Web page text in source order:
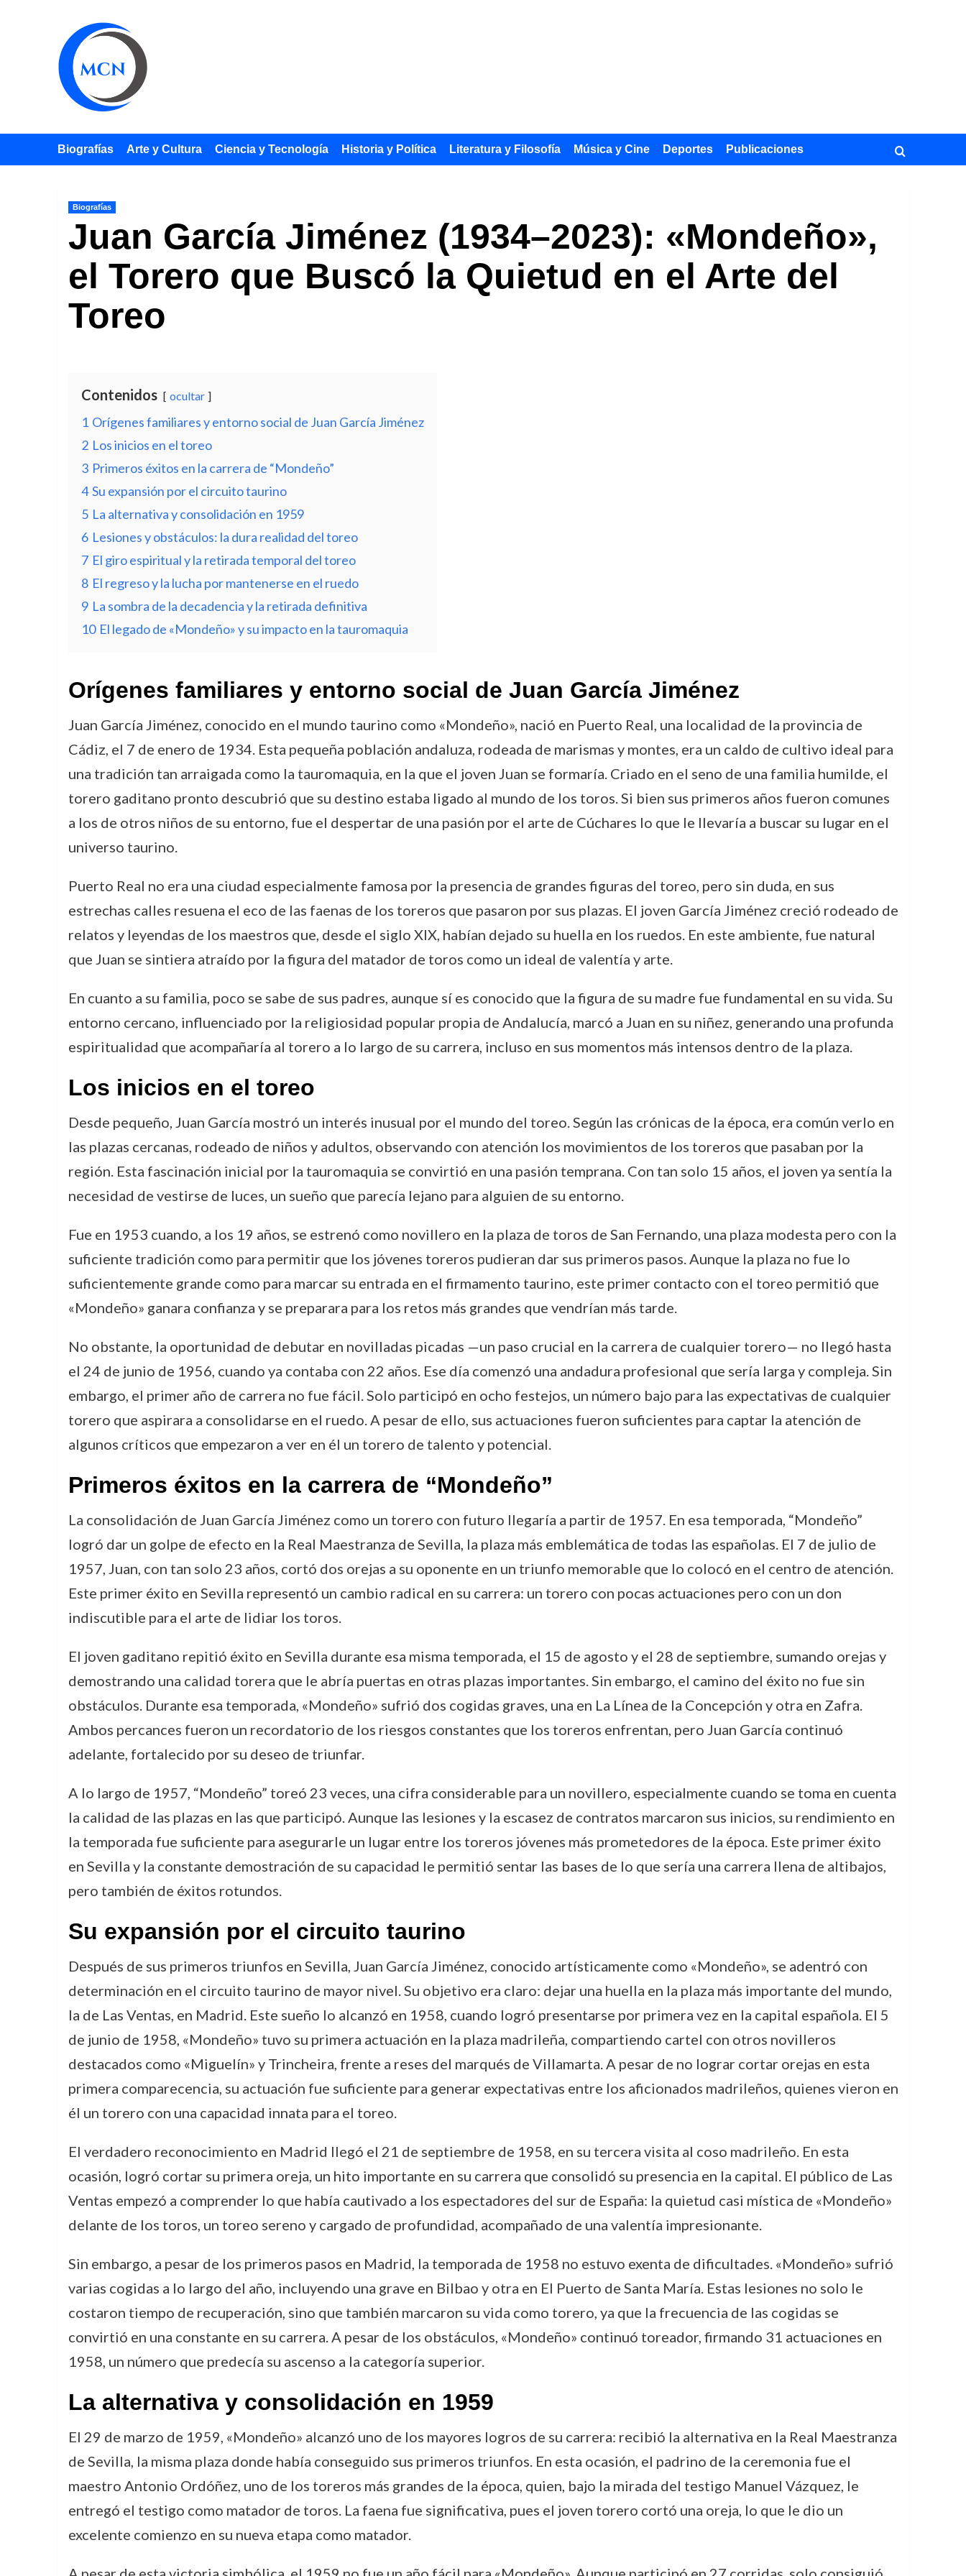
Biografías Arte y Cultura Ciencia y Tecnología Historia y Política Literatura y Filosofía Música y Cine Deportes Publicaciones
Biografías
Juan García Jiménez (1934–2023): «Mondeño»,
el Torero que Buscó la Quietud en el Arte del
Toreo
Contenidos ocultar
1 Orígenes familiares y entorno social de Juan García Jiménez
2 Los inicios en el toreo
3 Primeros éxitos en la carrera de “Mondeño”
4 Su expansión por el circuito taurino
5 La alternativa y consolidación en 1959
6 Lesiones y obstáculos: la dura realidad del toreo
7 El giro espiritual y la retirada temporal del toreo
8 El regreso y la lucha por mantenerse en el ruedo
9 La sombra de la decadencia y la retirada definitiva
10 El legado de «Mondeño» y su impacto en la tauromaquia
Orígenes familiares y entorno social de Juan García Jiménez
Juan García Jiménez, conocido en el mundo taurino como «Mondeño», nació en Puerto Real, una localidad de la provincia de
Cádiz, el 7 de enero de 1934. Esta pequeña población andaluza, rodeada de marismas y montes, era un caldo de cultivo ideal para
una tradición tan arraigada como la tauromaquia, en la que el joven Juan se formaría. Criado en el seno de una familia humilde, el
torero gaditano pronto descubrió que su destino estaba ligado al mundo de los toros. Si bien sus primeros años fueron comunes
a los de otros niños de su entorno, fue el despertar de una pasión por el arte de Cúchares lo que le llevaría a buscar su lugar en el
universo taurino.
Puerto Real no era una ciudad especialmente famosa por la presencia de grandes figuras del toreo, pero sin duda, en sus
estrechas calles resuena el eco de las faenas de los toreros que pasaron por sus plazas. El joven García Jiménez creció rodeado de
relatos y leyendas de los maestros que, desde el siglo XIX, habían dejado su huella en los ruedos. En este ambiente, fue natural
que Juan se sintiera atraído por la figura del matador de toros como un ideal de valentía y arte.
En cuanto a su familia, poco se sabe de sus padres, aunque sí es conocido que la figura de su madre fue fundamental en su vida. Su
entorno cercano, influenciado por la religiosidad popular propia de Andalucía, marcó a Juan en su niñez, generando una profunda
espiritualidad que acompañaría al torero a lo largo de su carrera, incluso en sus momentos más intensos dentro de la plaza.
Los inicios en el toreo
Desde pequeño, Juan García mostró un interés inusual por el mundo del toreo. Según las crónicas de la época, era común verlo en
las plazas cercanas, rodeado de niños y adultos, observando con atención los movimientos de los toreros que pasaban por la
región. Esta fascinación inicial por la tauromaquia se convirtió en una pasión temprana. Con tan solo 15 años, el joven ya sentía la
necesidad de vestirse de luces, un sueño que parecía lejano para alguien de su entorno.
Fue en 1953 cuando, a los 19 años, se estrenó como novillero en la plaza de toros de San Fernando, una plaza modesta pero con la
suficiente tradición como para permitir que los jóvenes toreros pudieran dar sus primeros pasos. Aunque la plaza no fue lo
suficientemente grande como para marcar su entrada en el firmamento taurino, este primer contacto con el toreo permitió que
«Mondeño» ganara confianza y se preparara para los retos más grandes que vendrían más tarde.
No obstante, la oportunidad de debutar en novilladas picadas —un paso crucial en la carrera de cualquier torero— no llegó hasta
el 24 de junio de 1956, cuando ya contaba con 22 años. Ese día comenzó una andadura profesional que sería larga y compleja. Sin
embargo, el primer año de carrera no fue fácil. Solo participó en ocho festejos, un número bajo para las expectativas de cualquier
torero que aspirara a consolidarse en el ruedo. A pesar de ello, sus actuaciones fueron suficientes para captar la atención de
algunos críticos que empezaron a ver en él un torero de talento y potencial.
Primeros éxitos en la carrera de “Mondeño”
La consolidación de Juan García Jiménez como un torero con futuro llegaría a partir de 1957. En esa temporada, “Mondeño”
logró dar un golpe de efecto en la Real Maestranza de Sevilla, la plaza más emblemática de todas las españolas. El 7 de julio de
1957, Juan, con tan solo 23 años, cortó dos orejas a su oponente en un triunfo memorable que lo colocó en el centro de atención.
Este primer éxito en Sevilla representó un cambio radical en su carrera: un torero con pocas actuaciones pero con un don
indiscutible para el arte de lidiar los toros.
El joven gaditano repitió éxito en Sevilla durante esa misma temporada, el 15 de agosto y el 28 de septiembre, sumando orejas y
demostrando una calidad torera que le abría puertas en otras plazas importantes. Sin embargo, el camino del éxito no fue sin
obstáculos. Durante esa temporada, «Mondeño» sufrió dos cogidas graves, una en La Línea de la Concepción y otra en Zafra.
Ambos percances fueron un recordatorio de los riesgos constantes que los toreros enfrentan, pero Juan García continuó
adelante, fortalecido por su deseo de triunfar.
A lo largo de 1957, “Mondeño” toreó 23 veces, una cifra considerable para un novillero, especialmente cuando se toma en cuenta
la calidad de las plazas en las que participó. Aunque las lesiones y la escasez de contratos marcaron sus inicios, su rendimiento en
la temporada fue suficiente para asegurarle un lugar entre los toreros jóvenes más prometedores de la época. Este primer éxito
en Sevilla y la constante demostración de su capacidad le permitió sentar las bases de lo que sería una carrera llena de altibajos,
pero también de éxitos rotundos.
Su expansión por el circuito taurino
Después de sus primeros triunfos en Sevilla, Juan García Jiménez, conocido artísticamente como «Mondeño», se adentró con
determinación en el circuito taurino de mayor nivel. Su objetivo era claro: dejar una huella en la plaza más importante del mundo,
la de Las Ventas, en Madrid. Este sueño lo alcanzó en 1958, cuando logró presentarse por primera vez en la capital española. El 5
de junio de 1958, «Mondeño» tuvo su primera actuación en la plaza madrileña, compartiendo cartel con otros novilleros
destacados como «Miguelín» y Trincheira, frente a reses del marqués de Villamarta. A pesar de no lograr cortar orejas en esta
primera comparecencia, su actuación fue suficiente para generar expectativas entre los aficionados madrileños, quienes vieron en
él un torero con una capacidad innata para el toreo.
El verdadero reconocimiento en Madrid llegó el 21 de septiembre de 1958, en su tercera visita al coso madrileño. En esta
ocasión, logró cortar su primera oreja, un hito importante en su carrera que consolidó su presencia en la capital. El público de Las
Ventas empezó a comprender lo que había cautivado a los espectadores del sur de España: la quietud casi mística de «Mondeño»
delante de los toros, un toreo sereno y cargado de profundidad, acompañado de una valentía impresionante.
Sin embargo, a pesar de los primeros pasos en Madrid, la temporada de 1958 no estuvo exenta de dificultades. «Mondeño» sufrió
varias cogidas a lo largo del año, incluyendo una grave en Bilbao y otra en El Puerto de Santa María. Estas lesiones no solo le
costaron tiempo de recuperación, sino que también marcaron su vida como torero, ya que la frecuencia de las cogidas se
convirtió en una constante en su carrera. A pesar de los obstáculos, «Mondeño» continuó toreador, firmando 31 actuaciones en
1958, un número que predecía su ascenso a la categoría superior.
La alternativa y consolidación en 1959
El 29 de marzo de 1959, «Mondeño» alcanzó uno de los mayores logros de su carrera: recibió la alternativa en la Real Maestranza
de Sevilla, la misma plaza donde había conseguido sus primeros triunfos. En esta ocasión, el padrino de la ceremonia fue el
maestro Antonio Ordóñez, uno de los toreros más grandes de la época, quien, bajo la mirada del testigo Manuel Vázquez, le
entregó el testigo como matador de toros. La faena fue significativa, pues el joven torero cortó una oreja, lo que le dio un
excelente comienzo en su nueva etapa como matador.